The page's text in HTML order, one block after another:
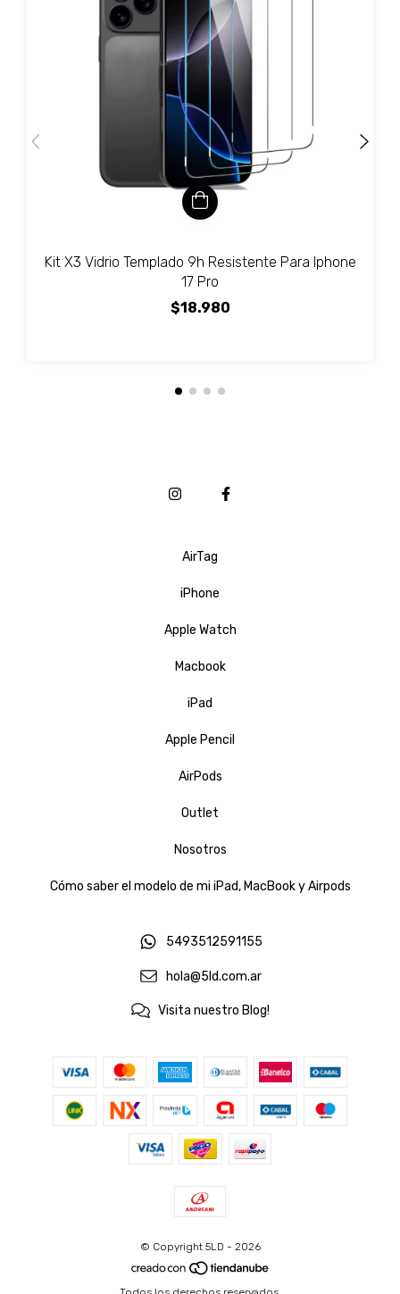
Kit X3 Vidrio Templado 9h Resistente Para Iphone
17 Pro
$18.980
AirTag
iPhone
Apple Watch
Macbook
iPad
Apple Pencil
AirPods
Outlet
Nosotros
Cómo saber el modelo de mi iPad, MacBook y Airpods
5493512591155
hola@5ld.com.ar
Visita nuestro Blog!
© Copyright 5LD - 2026